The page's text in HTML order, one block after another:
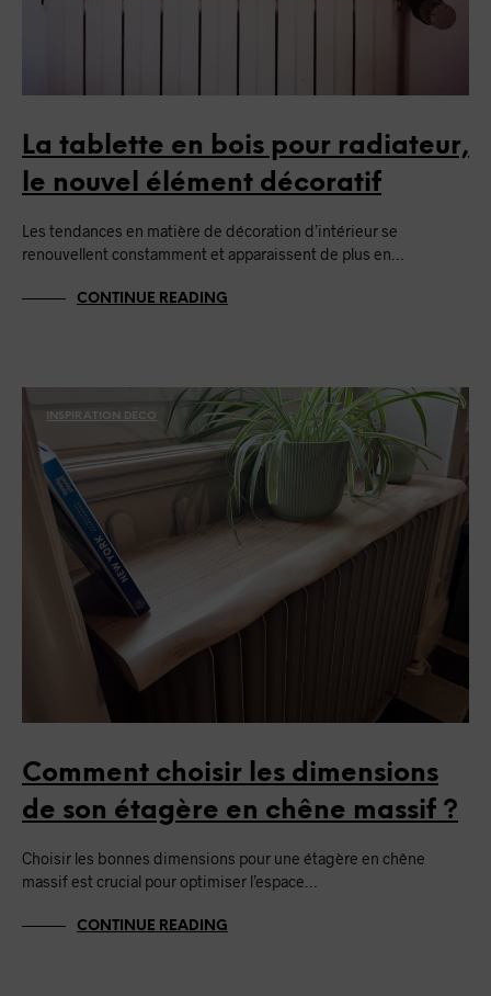
La tablette en bois pour radiateur,
le nouvel élément décoratif
Les tendances en matière de décoration d’intérieur se
renouvellent constamment et apparaissent de plus en…
CONTINUE READING
INSPIRATION DÉCO
Comment choisir les dimensions
de son étagère en chêne massif ?
Choisir les bonnes dimensions pour une étagère en chêne
massif est crucial pour optimiser l’espace…
CONTINUE READING